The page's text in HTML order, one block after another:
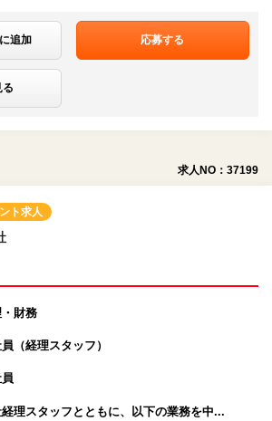
追加 応募する
る
求人NO：37199
ト求人
財務
（経理スタッフ）
理スタッフとともに、以下の業務を中...